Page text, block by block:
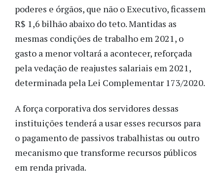
poderes e órgãos, que não o Executivo, ficassem
R$ 1,6 bilhão abaixo do teto. Mantidas as
mesmas condições de trabalho em 2021, o
gasto a menor voltará a acontecer, reforçada
pela vedação de reajustes salariais em 2021,
determinada pela Lei Complementar 173/2020.
A força corporativa dos servidores dessas
instituições tenderá a usar esses recursos para
o pagamento de passivos trabalhistas ou outro
mecanismo que transforme recursos públicos
em renda privada.